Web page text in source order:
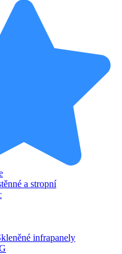
a stropní
infrapanely